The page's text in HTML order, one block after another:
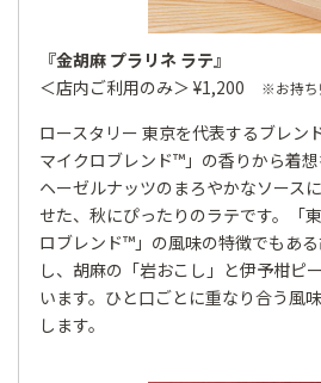
『金胡麻 プラリネ ラテ』
＜店内ご利用のみ＞ ¥1,200
※お持ち
ロースタリー 東京を代表するブレン
マイクロブレンド™」の香りから着
ヘーゼルナッツのまろやかなソース
せた、秋にぴったりのラテです。「
ロブレンド™」の風味の特徴でもあ
し、胡麻の「岩おこし」と伊予柑ピ
います。ひと口ごとに重なり合う風
します。